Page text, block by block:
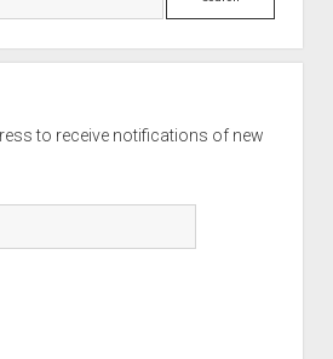
to receive notifications of new